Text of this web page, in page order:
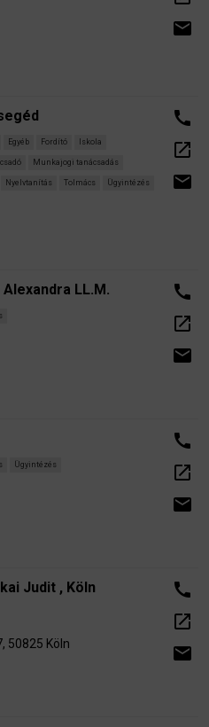
email
Egyéb Fordító Iskola
Munkajogi tanácsadás
Nyelvtanítás Tolmács Ügyintézés
call
open_in_new
email
LL.M.
call
open_in_new
email
Ügyintézés
call
open_in_new
email
Judit , Köln
50825 Köln
call
open_in_new
email